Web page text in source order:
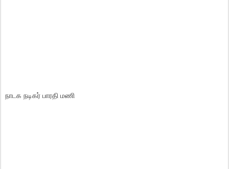
நாடக நடிகர் பாரதி மணி